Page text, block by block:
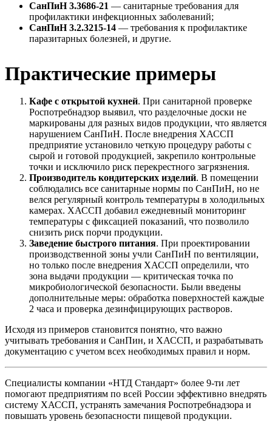
СанПиН 3.3686-21 — санитарные требования для
профилактики инфекционных заболеваний;
СанПиН 3.2.3215-14 — требования к профилактике
паразитарных болезней, и другие.
Практические примеры
Кафе с открытой кухней. При санитарной проверке
Роспотребнадзор выявил, что разделочные доски не
маркированы для разных видов продукции, что является
нарушением СанПиН. После внедрения ХАССП
предприятие установило четкую процедуру работы с
сырой и готовой продукцией, закрепило контрольные
точки и исключило риск перекрестного загрязнения.
Производитель кондитерских изделий. В помещении
соблюдались все санитарные нормы по СанПиН, но не
велся регулярный контроль температуры в холодильных
камерах. ХАССП добавил ежедневный мониторинг
температуры с фиксацией показаний, что позволило
снизить риск порчи продукции.
Заведение быстрого питания. При проектировании
производственной зоны учли СанПиН по вентиляции,
но только после внедрения ХАССП определили, что
зона выдачи продукции — критическая точка по
микробиологической безопасности. Были введены
дополнительные меры: обработка поверхностей каждые
2 часа и проверка дезинфицирующих растворов.
Исходя из примеров становится понятно, что важно
учитывать требования и СанПин, и ХАССП, и разрабатывать
документацию с учетом всех необходимых правил и норм.
Специалисты компании «НТД Стандарт» более 9-ти лет
помогают предприятиям по всей России эффективно внедрять
систему ХАССП, устранять замечания Роспотребнадзора и
повышать уровень безопасности пищевой продукции.